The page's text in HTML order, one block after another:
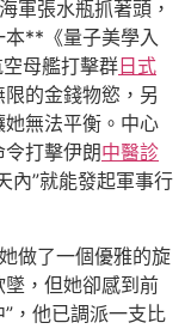
軍張水瓶抓著頭，
本**《量子美學入
空母艦打擊群 日式
的金錢物慾，另
無法平衡。中心
打擊伊朗中醫診
內”就能發起軍事行
做了一個優雅的旋
，但她卻感到前
”，他已調派一支比